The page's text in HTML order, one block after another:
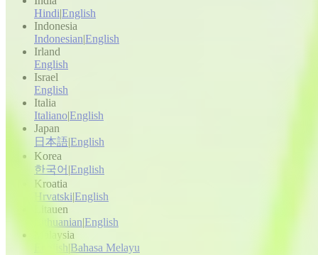
HindiEnglish
Indonesia
IndonesianEnglish
Irland
English
Israel
English
Italia
ItalianoEnglish
Japan
日本語English
Korea
한국어 English
Kroatia
HrvatskiEnglish
Litauen
LithuanianEnglish
Malaysia
English Bahasa Melayu